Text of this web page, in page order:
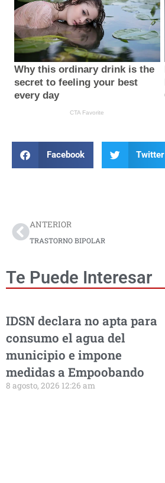
Facebook Twitter
ANTERIOR
TRASTORNO BIPOLAR
Te Puede Interesar
IDSN declara no apta para
consumo el agua del
municipio e impone
medidas a Empoobando
8 agosto, 2026 12:26 am